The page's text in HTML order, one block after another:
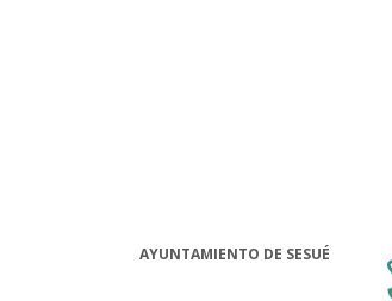
AYUNTAMIENTO DE SESUÉ